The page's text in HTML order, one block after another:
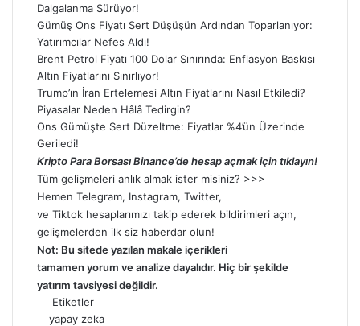
Dalgalanma Sürüyor!
Gümüş Ons Fiyatı Sert Düşüşün Ardından Toparlanıyor:
Yatırımcılar Nefes Aldı!
Brent Petrol Fiyatı 100 Dolar Sınırında: Enflasyon Baskısı
Altın Fiyatlarını Sınırlıyor!
Trump’ın İran Ertelemesi Altın Fiyatlarını Nasıl Etkiledi?
Piyasalar Neden Hâlâ Tedirgin?
Ons Gümüşte Sert Düzeltme: Fiyatlar %4’ün Üzerinde
Geriledi!
Kripto Para Borsası Binance’de hesap açmak için tıklayın!
Tüm gelişmeleri anlık almak ister misiniz? >>>
Hemen Telegram, Instagram, Twitter,
ve Tiktok hesaplarımızı takip ederek bildirimleri açın,
gelişmelerden ilk siz haberdar olun!
Not: Bu sitede yazılan makale içerikleri
tamamen yorum ve analize dayalıdır. Hiç bir şekilde
yatırım tavsiyesi değildir.
Etiketler
yapay zeka